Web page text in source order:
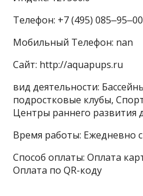
Телефон: +7 (495) 085‒95‒00
Мобильный Телефон: nan
Сайт: http://aquapups.ru
вид деятельности:
подростковые клубы,
Центры раннего развития
Время работы: Ежедневно с
Способ оплаты: Оплата
Оплата по QR-коду